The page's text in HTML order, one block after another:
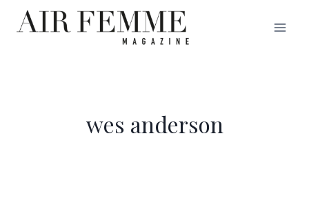
Saltar
wes anderson